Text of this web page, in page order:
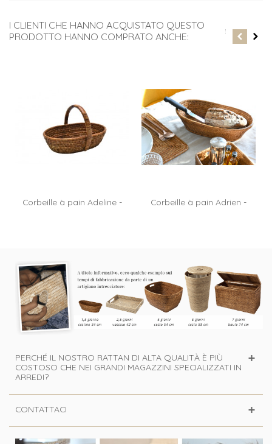
I CLIENTI CHE HANNO ACQUISTATO QUESTO
PRODOTTO HANNO COMPRATO ANCHE:
Corbeille à pain Adeline -
Corbeille à pain Adrien -
PERCHÉ IL NOSTRO RATTAN DI ALTA QUALITÀ È PIÙ
COSTOSO CHE NEI GRANDI MAGAZZINI SPECIALIZZATI IN
ARREDI?
CONTATTACI